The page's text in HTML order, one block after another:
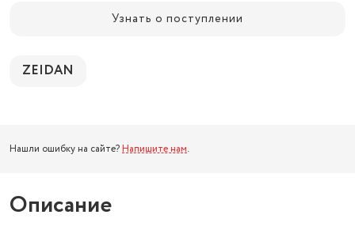
Узнать о поступлении
ZEIDAN
Нашли ошибку на сайте? Напишите нам.
Описание